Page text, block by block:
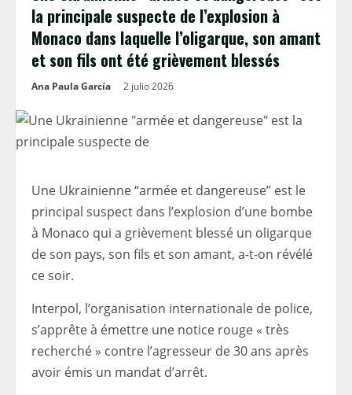
la principale suspecte de l’explosion à
Monaco dans laquelle l’oligarque, son amant
et son fils ont été grièvement blessés
Ana Paula García 2 julio 2026
Une Ukrainienne “armée et dangereuse” est le
principal suspect dans l’explosion d’une bombe
à Monaco qui a grièvement blessé un oligarque
de son pays, son fils et son amant, a-t-on révélé
ce soir.
Interpol, l’organisation internationale de police,
s’apprête à émettre une notice rouge « très
recherché » contre l’agresseur de 30 ans après
avoir émis un mandat d’arrêt.